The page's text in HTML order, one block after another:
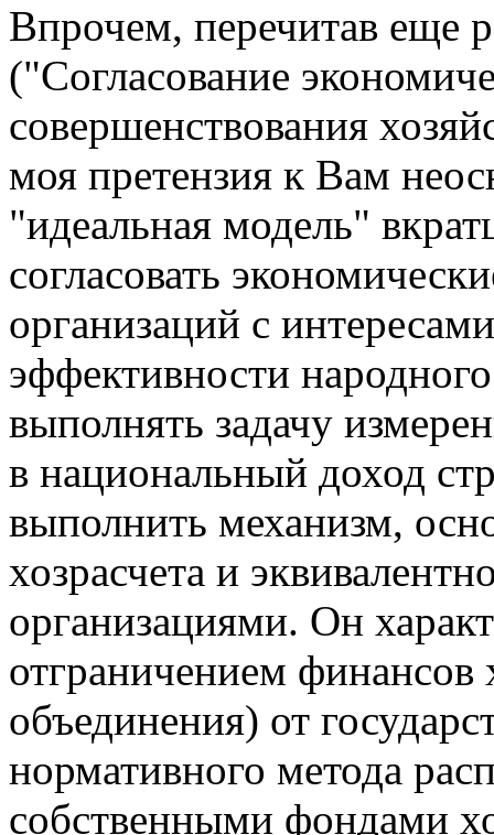
Впрочем, перечитав еще
("Согласование
совершенствования
моя претензия к Вам
"идеальная модель"
согласовать
организаций с
эффективности
выполнять задачу
в национальный доход
выполнить механизм,
хозрасчета и
организациями. Он
отграничением финансов
объединения) от
нормативного метода
собственными фондами